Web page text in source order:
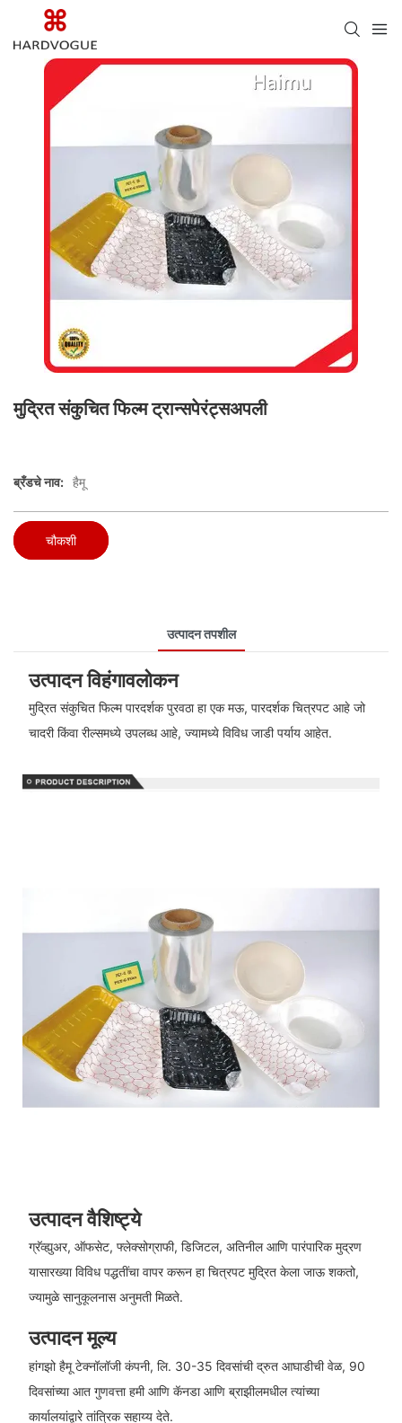
मुद्रित संकुचित फिल्म ट्रान्सपेरंट्सअपली
ब्रँडचे नाव: हैमू
चौकशी
उत्पादन तपशील
उत्पादन विहंगावलोकन
मुद्रित संकुचित फिल्म पारदर्शक पुरवठा हा एक मऊ, पारदर्शक चित्रपट आहे जो
चादरी किंवा रील्समध्ये उपलब्ध आहे, ज्यामध्ये विविध जाडी पर्याय आहेत.
उत्पादन वैशिष्ट्ये
ग्रॅव्ह्युअर, ऑफसेट, फ्लेक्सोग्राफी, डिजिटल, अतिनील आणि पारंपारिक मुद्रण
यासारख्या विविध पद्धतींचा वापर करून हा चित्रपट मुद्रित केला जाऊ शकतो,
ज्यामुळे सानुकूलनास अनुमती मिळते.
उत्पादन मूल्य
हांगझो हैमू टेक्नॉलॉजी कंपनी, लि. 30-35 दिवसांची द्रुत आघाडीची वेळ, 90
दिवसांच्या आत गुणवत्ता हमी आणि कॅनडा आणि ब्राझीलमधील त्यांच्या
कार्यालयांद्वारे तांत्रिक सहाय्य देते.